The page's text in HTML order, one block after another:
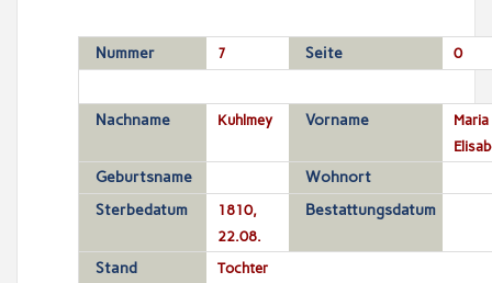
Nummer 7 Seite 0
Nachname Kuhlmey Vorname
Maria
Geburtsname
Wohnort
Sterbedatum
1810,
22.08.
Bestattungsdatum
Stand Tochter